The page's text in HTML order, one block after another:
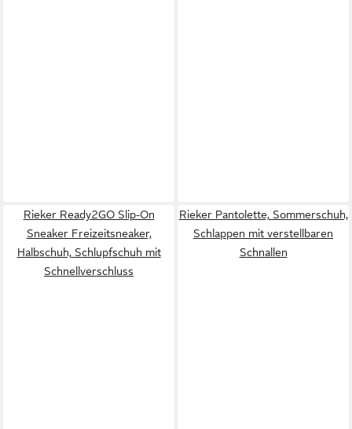
Rieker Ready2GO Slip-On
Sneaker Freizeitsneaker,
Halbschuh, Schlupfschuh mit
Schnellverschluss
Rieker Pantolette, Sommerschuh,
Schlappen mit verstellbaren
Schnallen